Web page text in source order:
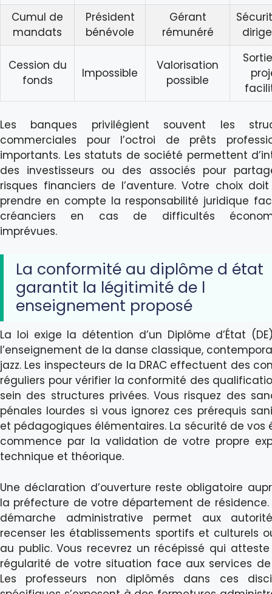
Cumul de
mandats
Président
bénévole
Gérant
rémunéré
Cession du
fonds
Impossible
Valorisation
possible
Les banques privilégient souvent les
commerciales pour l’octroi de prêts
importants. Les statuts de société permettent
des investisseurs ou des associés pour
risques financiers de l’aventure. Votre choix
prendre en compte la responsabilité juridique
créanciers en cas de difficultés
imprévues.
La conformité au diplôme d état
garantit la légitimité de l
enseignement proposé
La loi exige la détention d’un Diplôme d’État
l’enseignement de la danse classique,
jazz. Les inspecteurs de la DRAC effectuent des
réguliers pour vérifier la conformité des
sein des structures privées. Vous risquez des
pénales lourdes si vous ignorez ces prérequis
et pédagogiques élémentaires. La sécurité de vos
commence par la validation de votre propre
technique et théorique.
Une déclaration d’ouverture reste obligatoire
la préfecture de votre département de
démarche administrative permet aux
recenser les établissements sportifs et culturels
au public. Vous recevrez un récépissé qui
régularité de votre situation face aux services de
Les professeurs non diplômés dans ces